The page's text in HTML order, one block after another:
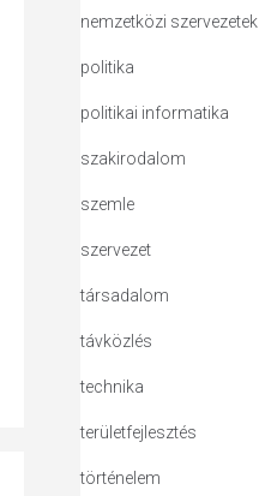
nemzetközi szervezetek
politika
politikai informatika
szakirodalom
szemle
szervezet
társadalom
távközlés
technika
területfejlesztés
történelem